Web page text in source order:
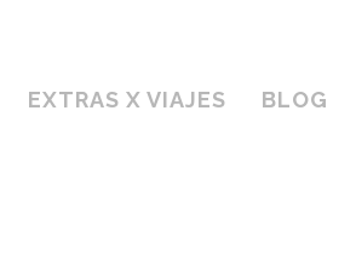
EXTRAS X VIAJES BLOG